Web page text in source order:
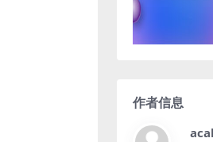
作者信息